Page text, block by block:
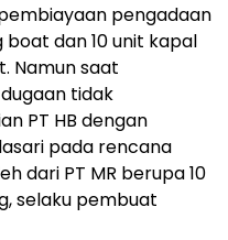
pengadaan
dan 10 unit kapal
Namun saat
tidak
PT HB dengan
pada rencana
dari PT MR berupa 10
selaku pembuat